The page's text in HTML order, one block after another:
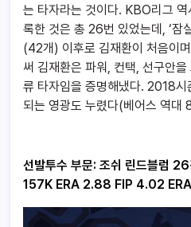
는 타자라는 것이다. KBO리그
록한 것은 총 26번 있었는데, ‘잠
(42개) 이후로 김재환이 처음이
써 김재환은 파워, 컨택, 선구안
류 타자임을 증명해냈다. 2018시
되는 영광도 누렸다(베어스 역대
선발투수 부문: 조쉬 린드블럼
157K ERA 2.88 FIP 4.02